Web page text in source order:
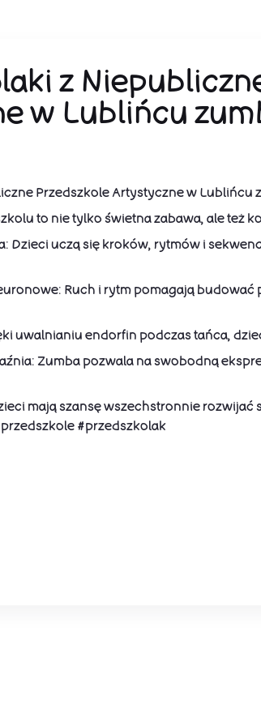
z
w Lublińcu
Przedszkole Artystyczne w Lublińcu
to nie tylko świetna zabawa, ale też
Dzieci uczą się kroków, rytmów i
Ruch i rytm pomagają
uwalnianiu endorfin podczas tańca,
Zumba pozwala na swobodną
mają szansę wszechstronnie rozwijać
#przedszkolak